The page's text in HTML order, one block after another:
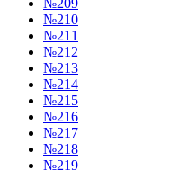
№210
№211
№212
№213
№214
№215
№216
№217
№218
№219